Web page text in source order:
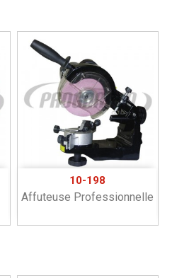
10-198
Affuteuse Professionnelle